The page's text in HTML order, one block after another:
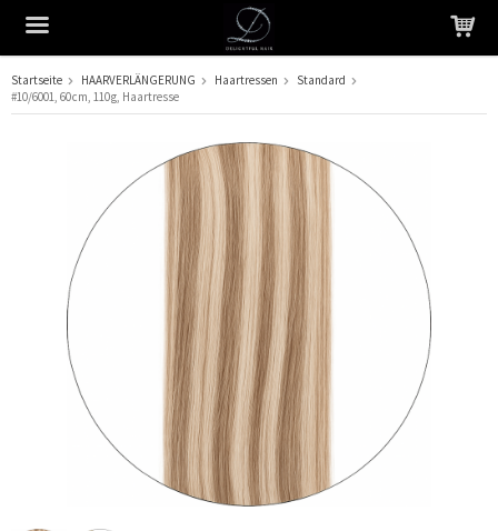
Das Produkt wurde in Ihren Warenkorb gelegt
Startseite HAARVERLÄNGERUNG Haartressen
Standard
#10/6001, 60 cm, 110 g, Haartresse